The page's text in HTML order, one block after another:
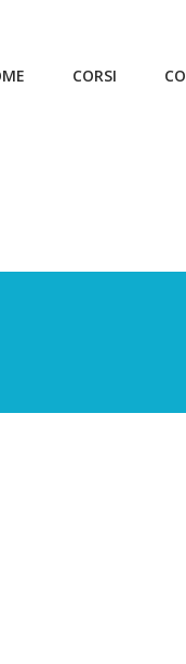
CORSI